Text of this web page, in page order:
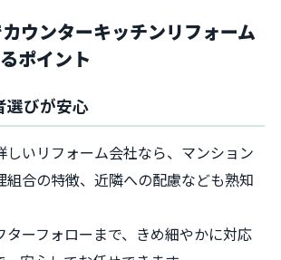
ウンターキッチンリフォーム
ポイント
選びが安心
しいリフォーム会社なら、マンション
組合の特徴、近隣への配慮なども熟知
ターフォローまで、きめ細やかに対応